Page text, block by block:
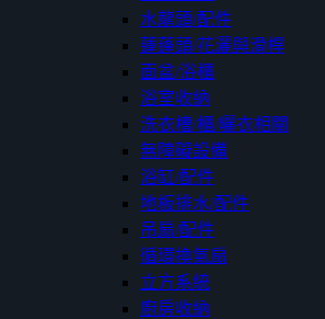
水龍頭/配件
蓮蓬頭/花灑與滑桿
面盆/浴櫃
浴室收納
洗衣槽/櫃/曬衣相關
無障礙設備
浴缸/配件
地板排水/配件
吊扇/配件
循環換氣扇
立方系統
廚房收納